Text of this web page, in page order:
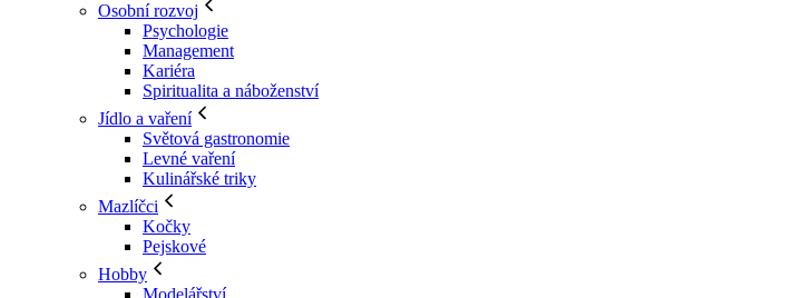
Osobní rozvoj
Psychologie
Management
Kariéra
Spiritualita a náboženství
Jídlo a vaření
Světová gastronomie
Levné vaření
Kulinářské triky
Mazlíčci
Kočky
Pejskové
Hobby
Modelářství